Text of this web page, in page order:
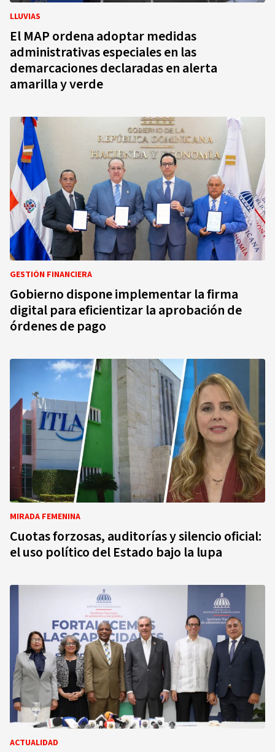
LLUVIAS
El MAP ordena adoptar medidas
administrativas especiales en las
demarcaciones declaradas en alerta
amarilla y verde
GESTIÓN FINANCIERA
Gobierno dispone implementar la firma
digital para eficientizar la aprobación de
órdenes de pago
MIRADA FEMENINA
Cuotas forzosas, auditorías y silencio oficial:
el uso político del Estado bajo la lupa
ACTUALIDAD